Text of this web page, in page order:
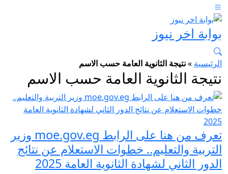
بوابة اخر نيوز
الرئيسية »نتيجة الثانوية العامة حسب الاسم
نتيجة الثانوية العامة حسب الاسم
تعرف من هنا على الرابط moe.gov.eg وزير
التربية والتعليم.. خطوات الاستعلام عن نتائج
الدور الثاني لشهادة الثانوية العامة 2025